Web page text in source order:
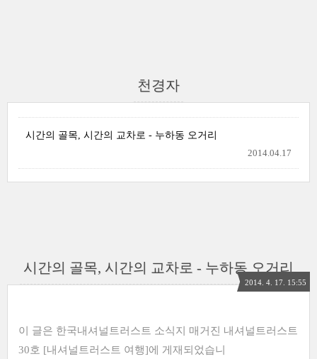
천경자
시간의 골목, 시간의 교차로 - 누하동 오거리
2014.04.17
시간의 골목, 시간의 교차로 - 누하동 오거리
2014. 4. 17. 15:55
이 글은 한국내셔널트러스트 소식지 매거진 내셔널트러스트
30호 [내셔널트러스트 여행]에 게재되었습니